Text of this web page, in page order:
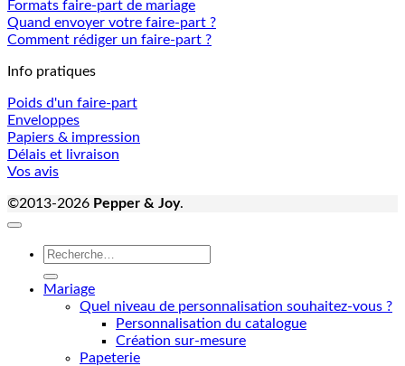
Formats faire-part de mariage
Quand envoyer votre faire-part ?
Comment rédiger un faire-part ?
Info pratiques
Poids d'un faire-part
Enveloppes
Papiers & impression
Délais et livraison
Vos avis
©2013-2026 Pepper & Joy.
Recherche
pour :
Mariage
Quel niveau de personnalisation souhaitez-vous ?
Personnalisation du catalogue
Création sur-mesure
Papeterie